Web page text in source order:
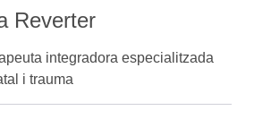
Reverter
integradora especialitzada
i trauma